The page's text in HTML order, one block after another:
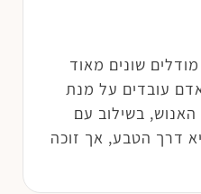
שונים מאוד
עובדים על מנת
בשילוב עם
דרך הטבע, אך זוכה